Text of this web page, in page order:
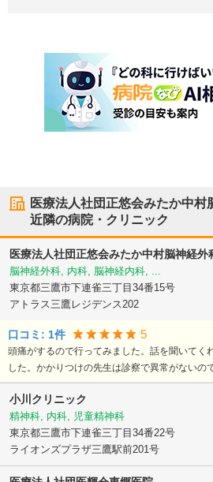
医療法人社団正悠会みたか中村
近隣の病院・クリニック
医療法人社団正悠会みたか中村脳神経外
脳神経外科, 内科, 脳神経内科, ...
東京都三鷹市下連雀三丁目34番15号
アトラス三鷹レジデンス202
口コミ: 1件 5
頭痛がするので行ってみました。話を聞いてく
した。かかりつけの先生は診察で異常がないの
小川クリニック
精神科, 内科, 児童精神科
東京都三鷹市下連雀三丁目34番22号
ライオンズプラザ三鷹駅前201号